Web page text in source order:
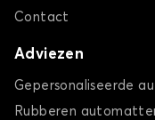
Contact
Adviezen
Gepersonaliseerde
Rubberen